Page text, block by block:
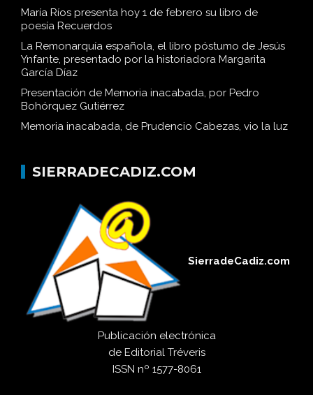
María Ríos presenta hoy 1 de febrero su libro de
poesía Recuerdos
La Remonarquía española, el libro póstumo de Jesús
Ynfante, presentado por la historiadora Margarita
García Díaz
Presentación de Memoria inacabada, por Pedro
Bohórquez Gutiérrez
Memoria inacabada, de Prudencio Cabezas, vio la luz
SIERRADECADIZ.COM
SierradeCadiz.com
Publicación electrónica
de Editorial Tréveris
ISSN nº 1577-8061